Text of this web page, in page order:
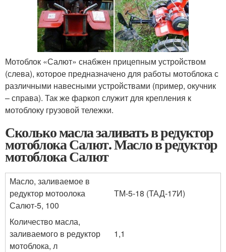
Мотоблок «Салют» снабжен прицепным устройством
(слева), которое предназначено для работы мотоблока с
различными навесными устройствами (пример, окучник
– справа). Так же фаркоп служит для крепления к
мотоблоку грузовой тележки.
Сколько масла заливать в редуктор
мотоблока Салют. Масло в редуктор
мотоблока Салют
Масло, заливаемое в
редуктор мотоолока
Салют-5, 100
ТМ-5-18 (ТАД-17И)
Количество масла,
заливаемого в редук­тор
мотоблока, л
1,1